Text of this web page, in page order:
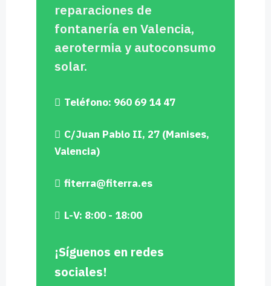
reparaciones de
fontanería en Valencia,
aerotermia y autoconsumo
solar.
Teléfono: 960 69 14 47
C/Juan Pablo II, 27 (Manises,
Valencia)
fiterra@fiterra.es
L-V: 8:00 - 18:00
¡Síguenos en redes
sociales!